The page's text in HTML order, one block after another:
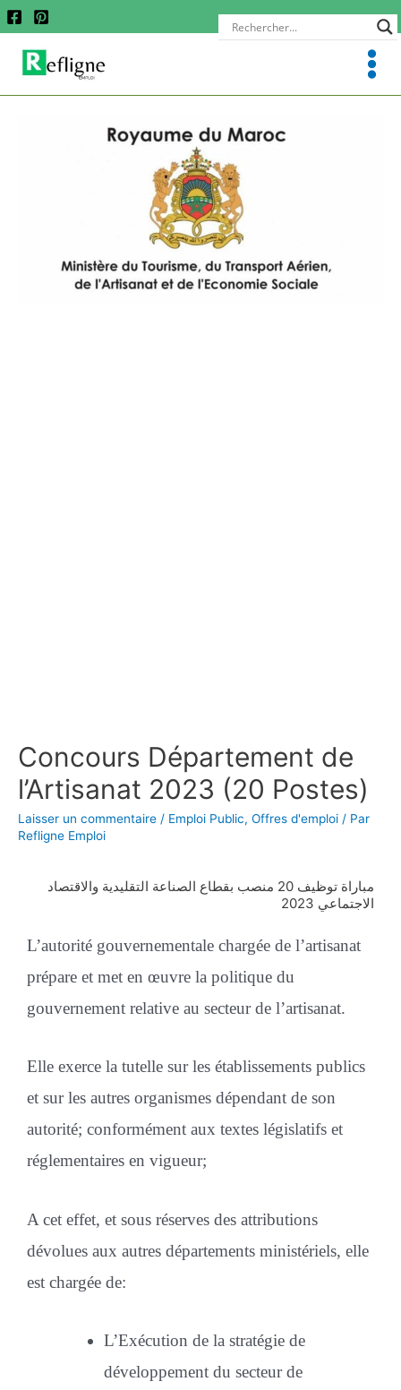
Concours Département de
l’Artisanat 2023 (20 Postes)
Laisser un commentaire / Emploi Public, Offres d'emploi / Par
Refligne Emploi
مباراة توظيف 20 منصب بقطاع الصناعة التقليدية والاقتصاد
الاجتماعي 2023
L’autorité gouvernementale chargée de l’artisanat
prépare et met en œuvre la politique du
gouvernement relative au secteur de l’artisanat.
Elle exerce la tutelle sur les établissements publics
et sur les autres organismes dépendant de son
autorité; conformément aux textes législatifs et
réglementaires en vigueur;
A cet effet, et sous réserves des attributions
dévolues aux autres départements ministériels, elle
est chargée de:
L’Exécution de la stratégie de
développement du secteur de